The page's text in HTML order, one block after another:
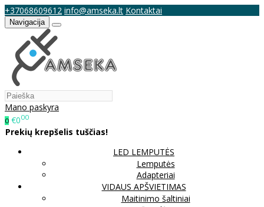
+37068609612 info@amseka.lt Kontaktai
Navigacija
Mano paskyra
0 €000
Prekių krepšelis tuščias!
LED LEMPUTĖS
Lemputės
Adapteriai
VIDAUS APŠVIETIMAS
Maitinimo šaltiniai